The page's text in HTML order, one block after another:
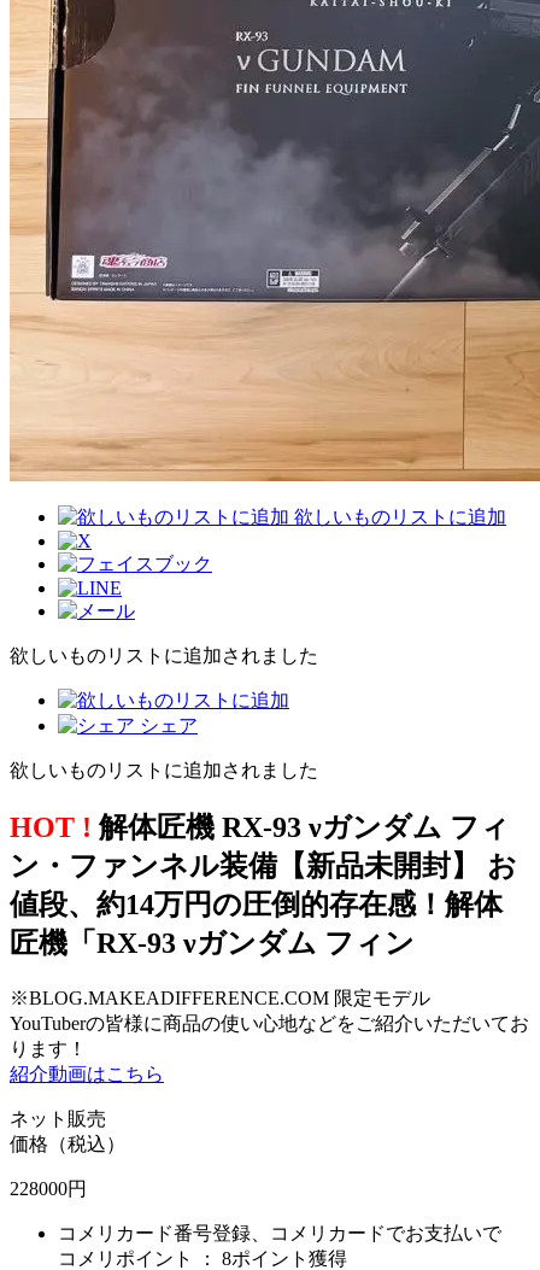
欲しいものリストに追加
欲しいものリストに追加されました
シェア
欲しいものリストに追加されました
HOT ! 解体匠機 RX-93 νガンダム フィ
ン・ファンネル装備【新品未開封】 お
値段、約14万円の圧倒的存在感！解体
匠機「RX-93 νガンダム フィン
※BLOG.MAKEADIFFERENCE.COM 限定モデル
YouTuberの皆様に商品の使い心地などをご紹介いただいてお
ります！
紹介動画はこちら
ネット販売
価格（税込）
228000円
コメリカード番号登録、コメリカードでお支払いで
コメリポイント ： 8ポイント獲得